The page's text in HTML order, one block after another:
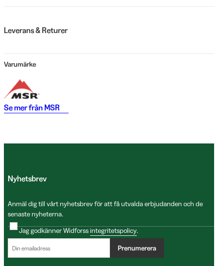
Leverans & Returer
Varumärke
Se mer från MSR
Nyhetsbrev
Anmäl dig till vårt nyhetsbrev för att få utvalda erbjudanden och de
senaste nyheterna.
Jag godkänner Widforssintegritetspolicy.
Prenumerera